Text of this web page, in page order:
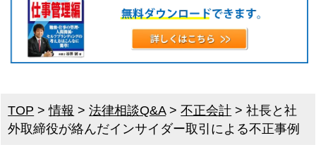
TOP >情報 >法律相談Q&A>不正会計 >社長と社
外取締役が絡んだインサイダー取引による不正事例